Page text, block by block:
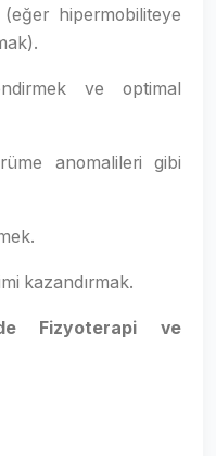
hipermobiliteye
ve optimal
anomalileri gibi
kazandırmak.
Fizyoterapi ve